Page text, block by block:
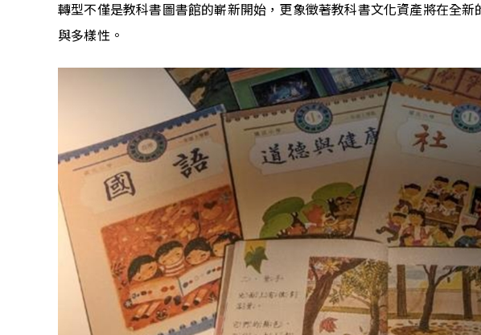
轉型不僅是教科書圖書館的嶄新開始，更象徵著教科書文化資產將在全
與多樣性。